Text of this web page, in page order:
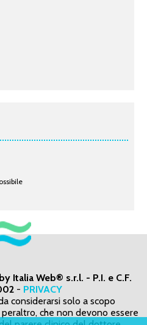
Italia Web® s.r.l. - P.I. e C.F.
- PRIVACY
considerarsi solo a scopo
che non devono essere